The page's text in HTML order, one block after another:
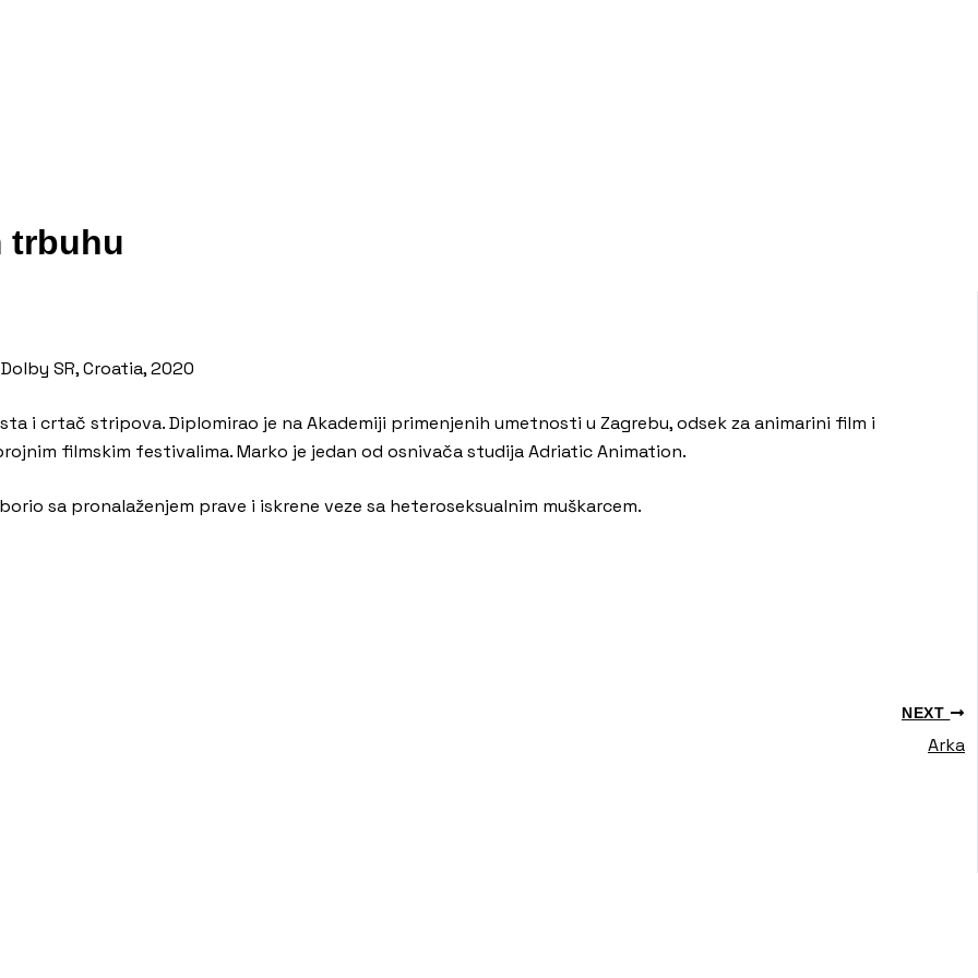
trbuhu
Dolby SR, Croatia, 2020
i crtač stripova. Diplomirao je na Akademiji primenjenih umetnosti u Zagrebu, odsek za animarini film i
filmskim festivalima. Marko je jedan od osnivača studija Adriatic Animation.
sa pronalaženjem prave i iskrene veze sa heteroseksualnim muškarcem.
NEXT
Arka